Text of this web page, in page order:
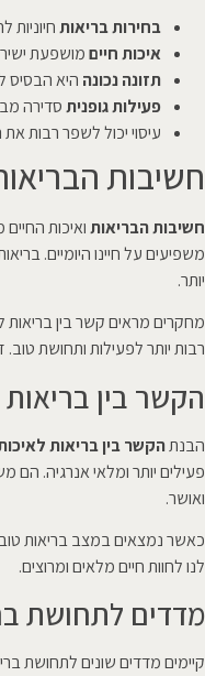
בחירות בריאות
איכות חייםמושפעת
תזונה נכונה היא הבסיס
פעילות גופניתסדירה
עיסוי יכול לשפר רבות
חשיבות
חשיבות הבריאותואיכות
משפיעים על חיינו היומיים.
יותר.
מחקרים מראים קשר בין בריאות
רבות יותר לפעילות ותחושת טוב.
הקשר בין בריאות
הבנתהקשר בין בריאות
פעילים יותר ומלאי אנרגיה. הם
ואושר.
כאשר נמצאים במצב בריאות
לנו לחוות חיים מלאים ומרוצים.
מדדים לתחושת
קיימים מדדים שונים לתחושת